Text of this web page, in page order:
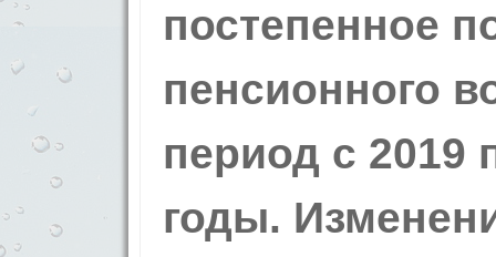
постепенное
пенсионного
период с 2019
годы.